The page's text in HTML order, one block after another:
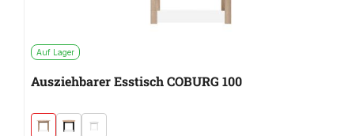
Auf Lager
Ausziehbarer Esstisch COBURG 100